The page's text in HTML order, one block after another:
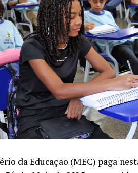
da Educação (MEC) paga